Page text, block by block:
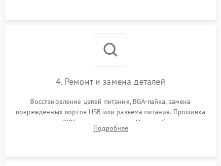
4. Ремонт и замена деталей
Восстановление цепей питания, BGA-пайка, замена
поврежденных портов USB или разъема питания. Прошивка
микросхемы BIOS программатором. При необходимости
установка нового накопителя, оперативной памяти или
Подробнее